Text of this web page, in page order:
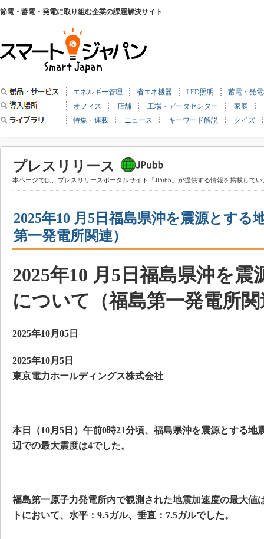
節電・蓄電・発電に取り組む企業の課題解決サイト
エネルギー管理 省エネ機器 LED照明
蓄電・発
オフィス
店舗 工場・データセンター
家庭
特集・連載
ニュース キーワード解説 クイズ
プレスリリース
本ページでは、プレスリリースポータルサイト「JPubb」が提供する情報を掲載してい
2025年10 月5日福島県沖を震源とする
第一発電所関連）
2025年10 月5日福島県沖を震
について（福島第一発電所
2025年10月05日
2025年10月5日
東京電力ホールディングス株式会社
本日（10月5日）午前0時21分頃、福島県沖を震源とする地
辺での最大震度は4でした。
福島第一原子力発電所内で観測された地震加速度の最大値
トにおいて、水平：9.5ガル、垂直：7.5ガルでした。